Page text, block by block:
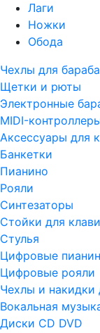
Лаги
Ножки
Обода
Чехлы для
Щетки и рюты
Электронные
MIDI-
Аксессуары для
Банкетки
Пианино
Рояли
Синтезаторы
Стойки для
Стулья
Цифровые
Цифровые рояли
Чехлы и накидки
Вокальная
Диски CD DVD